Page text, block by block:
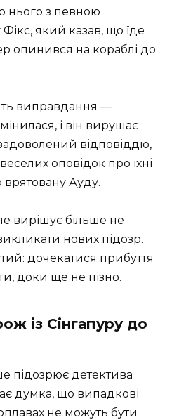
нього з певною
який казав, що їде
опинився на кораблі до
виправдання —
і він вирушає
відповіддю,
оповідок про їхні
врятовану Ауду.
вирішує більше не
нових підозр.
дочекатися прибуття
доки ще не пізно.
із Сінгапуру до
підозрює детектива
думка, що випадкові
не можуть бути